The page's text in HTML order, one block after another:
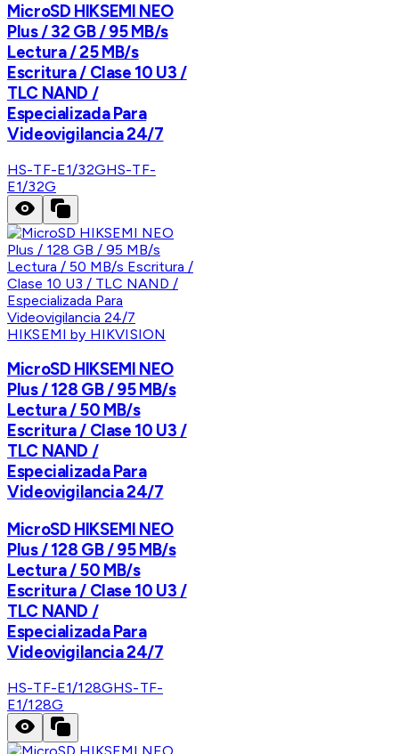
MicroSD HIKSEMI NEO
Plus / 32 GB / 95 MB/s
Lectura / 25 MB/s
Escritura / Clase 10 U3 /
TLC NAND /
Especializada Para
Videovigilancia 24/7
HS-TF-E1/32GHS-TF-
E1/32G
HIKSEMI by HIKVISION
MicroSD HIKSEMI NEO
Plus / 128 GB / 95 MB/s
Lectura / 50 MB/s
Escritura / Clase 10 U3 /
TLC NAND /
Especializada Para
Videovigilancia 24/7
MicroSD HIKSEMI NEO
Plus / 128 GB / 95 MB/s
Lectura / 50 MB/s
Escritura / Clase 10 U3 /
TLC NAND /
Especializada Para
Videovigilancia 24/7
HS-TF-E1/128GHS-TF-
E1/128G